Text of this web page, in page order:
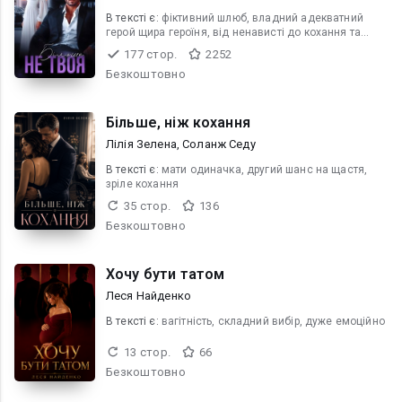
В текcті є: фіктивний шлюб, владний адекватний
герой щира героїня, від ненависті до кохання та
пристрасті
177 стор.
2252
Безкоштовно
Більше, ніж кохання
Лілія Зелена, Соланж Седу
В текcті є: мати одиначка, другий шанс на щастя,
зріле кохання
35 стор.
136
Безкоштовно
Хочу бути татом
Леся Найденко
В текcті є: вагітність, складний вибір, дуже емоційно
13 стор.
66
Безкоштовно